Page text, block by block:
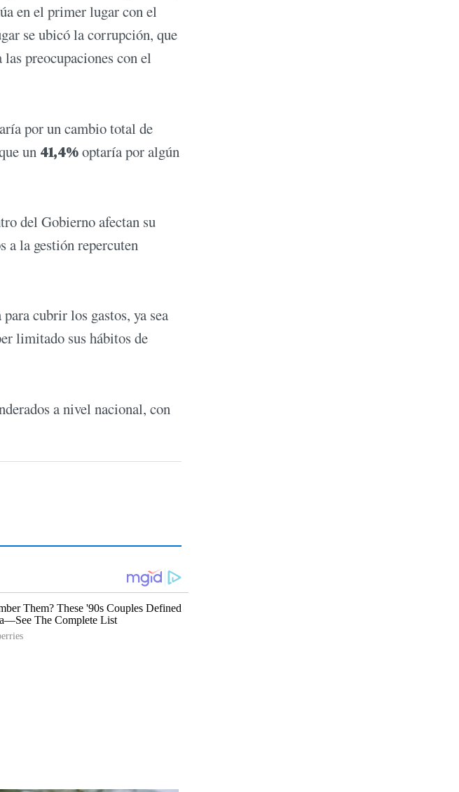
en el primer lugar con el
se ubicó la corrupción, que
preocupaciones con el
por un cambio total de
un 41,4%optaría por algún
del Gobierno afectan su
a la gestión repercuten
cubrir los gastos, ya sea
limitado sus hábitos de
a nivel nacional, con